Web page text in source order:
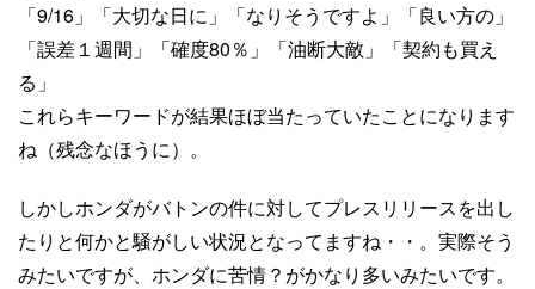
「9/16」「大切な日に」「なりそうですよ」「良い方の」
「誤差１週間」「確度80％」「油断大敵」「契約も買え
る」
これらキーワードが結果ほぼ当たっていたことになります
ね（残念なほうに）。
しかしホンダがバトンの件に対してプレスリリースを出し
たりと何かと騒がしい状況となってますね・・。実際そう
みたいですが、ホンダに苦情？がかなり多いみたいです。